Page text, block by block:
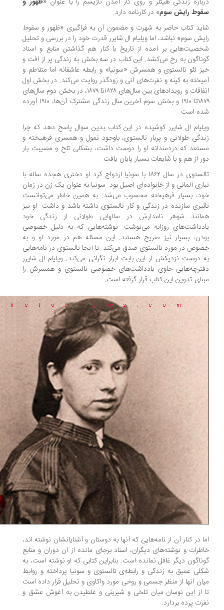
رایش سوم» در کارنامه دارد.
کتاب حاضر به شهرت و مضمون آن به فراگیری «ظهور و سقوط
سوم» نباشد، اما ویلیام ال شایرر قدرت خود را در بررسی و تحلیل
بر آمده از تاریخ با کنار هم گذاشتن منابع و اسناد
به رخ می‌کشد. این کتاب در سه بخش به زندگی پر از افت و
لئو تالستوی و همسرش «سونیا» و رابطه عاشقانه اما متلاطم و
به کینه و نفرت‌های آنی و زودگذر روایت می‌کند. در بخش اول
اتفاقات و رویدادهای بین سال‌های ۱۸۲۸تا ۱۸۷۹، در بخش دوم سال‌های
۱۸۷۹تا ۱۹۱۰ و بخش سوم آخرین سال زندگی مشترک آن‌ها، ۱۹۱۰ آورده
است.
ال شایرر کوشیده در این کتاب بدین سوال پاسخ دهد که چرا
طولانی و پربار تالستوی، باوجود تمول و همسری فرهیخته و
که دردمندانه او را دوست داشت، بشکلی تلخ و مصیبت بار
از هم و با شایعات بسیار پایان یافت.
تالستوی در سال ۱۸۶۲ با سونیا ازدواج کرد او دختری هجده ساله با
آلمانی و از خانواده‌ای اصیل بود. سونیا به عنوان یک زن در زمان
بسیار فرهیخته محسوب می‌شد. به همین خاطر می‌توانست
سازنده در زندگی و کار تالستوی داشته باشد و داشت. او نیز
شوهر نامدارش در سالهایی طولانی از زندگی خود
روزانه می‌نوشت. نوشته‌هایی که به دلیل خصوصی
بسیار نیز صریح هستند. این مسئله هم در مورد او و به
در مورد تالستوی صدق می‌کند. تا آنجا تالستوی در نامه‌هایی
دوست نزدیکش از این بابت ابراز نگرانی می‌کند. ویلیام ال شایرر
حاوی یادداشت‌های خصوصی‌ تالستوی و همسرش را
تدوین این کتاب قرار گرفته است.
در کنار آن از نامه‌هایی که آنها به دوستان و آشنایانشان نوشته اند،
و نوشته‌های دیگران، اسناد برجای مانده از آن دوران و منابع
دیگر غافل نمانده است. بنابراین کتابی که او نوشته است، به
عمیق به زندگی و رابطه‌ی تالستوی و سونیا پرداخته و روابط
آنها از منظر جسمی و روحی مورد واکاوی و تحلیل قرار داده است
از این نوسان میان تلخی و شیرینی و غلطیدن به آغوش عشق و
پرده بردارد.